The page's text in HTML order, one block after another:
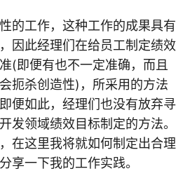
的工作，这种工作的成果具有
因此经理们在给员工制定绩效
(即便有也不一定准确，而且
扼杀创造性)，所采用的方法
便如此，经理们也没有放弃寻
发领域绩效目标制定的方法。
在这里我将就如何制定出合理
享一下我的工作实践。